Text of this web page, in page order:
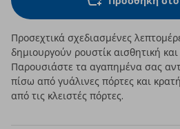
Προσεχτικά σχεδιασμένες
δημιουργούν ρουστίκ αισθητική
Παρουσιάστε τα αγαπημένα σας
πίσω από γυάλινες πόρτες και
από τις κλειστές πόρτες.